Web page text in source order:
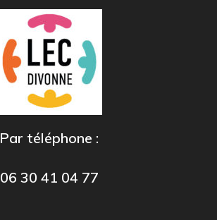
Par téléphone :
06 30 41 04 77